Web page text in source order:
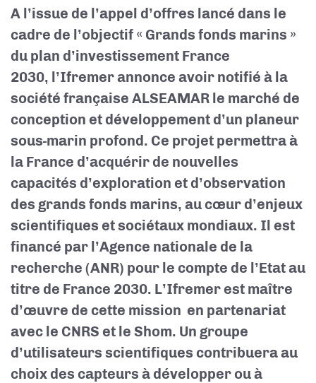
A l’issue de l’appel d’offres lancé dans le
cadre de l’objectif « Grands fonds marins »
du plan d’investissement France
2030, l’Ifremer annonce avoir notifié à la
société française ALSEAMAR le marché de
conception et développement d’un planeur
sous-marin profond. Ce projet permettra à
la France d’acquérir de nouvelles
capacités d’exploration et d’observation
des grands fonds marins, au cœur d’enjeux
scientifiques et sociétaux mondiaux. Il est
financé par l’Agence nationale de la
recherche (ANR) pour le compte de l’Etat au
titre de France 2030. L’Ifremer est maître
d’œuvre de cette mission en partenariat
avec le CNRS et le Shom. Un groupe
d’utilisateurs scientifiques contribuera au
choix des capteurs à développer ou à